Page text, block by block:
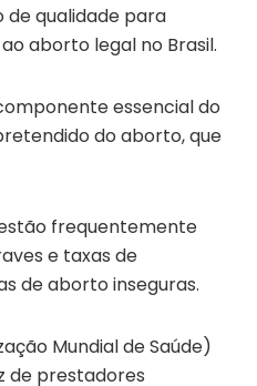
de qualidade para
aborto legal no Brasil.
essencial do
do aborto, que
frequentemente
e taxas de
de aborto inseguras.
Mundial de Saúde)
de prestadores